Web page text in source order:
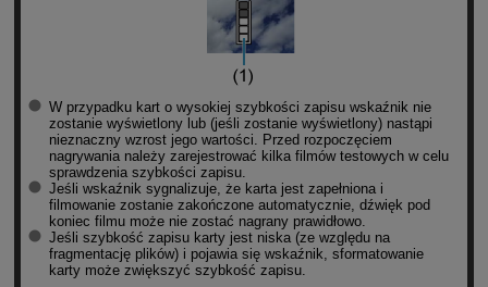
W przypadku kart o wysokiej szybkości zapisu wskaźnik nie
zostanie wyświetlony lub (jeśli zostanie wyświetlony) nastąpi
nieznaczny wzrost jego wartości. Przed rozpoczęciem
nagrywania należy zarejestrować kilka filmów testowych w celu
sprawdzenia szybkości zapisu.
Jeśli wskaźnik sygnalizuje, że karta jest zapełniona i
filmowanie zostanie zakończone automatycznie, dźwięk pod
koniec filmu może nie zostać nagrany prawidłowo.
Jeśli szybkość zapisu karty jest niska (ze względu na
fragmentację plików) i pojawia się wskaźnik, sformatowanie
karty może zwiększyć szybkość zapisu.